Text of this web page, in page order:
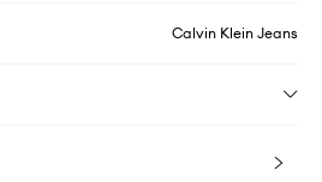
Calvin Klein Jeans